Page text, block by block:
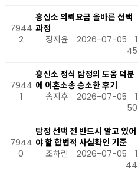
7944
2
흥신소 의뢰요금 올바른 선택
과정
정지윤
2026-07-05
1
45
7944
1
흥신소 정식 탐정의 도움 덕분
에 이혼소송 승소한 후기
송지후
2026-07-05
1
50
7944
0
탐정 선택 전 반드시 알고 있어
야 할 합법적 사실확인 기준
조하린
2026-07-05
1
44